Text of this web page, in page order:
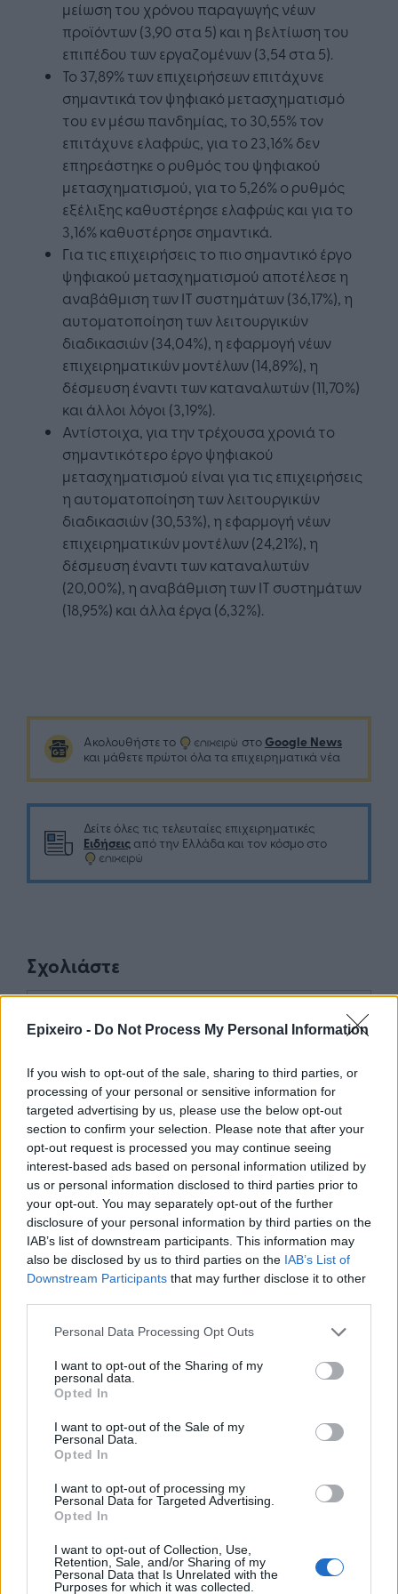
Epixeiro - Do Not Process My Personal Information
If you wish to opt-out of the sale, sharing to third parties, or
processing of your personal or sensitive information for
targeted advertising by us, please use the below opt-out
section to confirm your selection. Please note that after your
opt-out request is processed you may continue seeing
interest-based ads based on personal information utilized by
us or personal information disclosed to third parties prior to
your opt-out. You may separately opt-out of the further
disclosure of your personal information by third parties on the
IAB’s list of downstream participants. This information may
also be disclosed by us to third parties on the IAB’s List of
Downstream Participants that may further disclose it to other
Personal Data Processing Opt Outs
I want to opt-out of the Sharing of my
personal data.
Opted In
I want to opt-out of the Sale of my
Personal Data.
Opted In
I want to opt-out of processing my
Personal Data for Targeted Advertising.
Opted In
I want to opt-out of Collection, Use,
Retention, Sale, and/or Sharing of my
Personal Data that Is Unrelated with the
Purposes for which it was collected.
μείωση του χρόνου παραγωγής νέων
προϊόντων (3,90 στα 5) και η βελτίωση του
επιπέδου των εργαζομένων (3,54 στα 5).
Το 37,89% των επιχειρήσεων επιτάχυνε
σημαντικά τον ψηφιακό μετασχηματισμό
του εν μέσω πανδημίας, το 30,55% τον
επιτάχυνε ελαφρώς, για το 23,16% δεν
επηρεάστηκε ο ρυθμός του ψηφιακού
μετασχηματισμού, για το 5,26% ο ρυθμός
εξέλιξης καθυστέρησε ελαφρώς και για το
3,16% καθυστέρησε σημαντικά.
Για τις επιχειρήσεις το πιο σημαντικό έργο
ψηφιακού μετασχηματισμού αποτέλεσε η
αναβάθμιση των ΙΤ συστημάτων (36,17%), η
αυτοματοποίηση των λειτουργικών
διαδικασιών (34,04%), η εφαρμογή νέων
επιχειρηματικών μοντέλων (14,89%), η
δέσμευση έναντι των καταναλωτών (11,70%)
και άλλοι λόγοι (3,19%).
Αντίστοιχα, για την τρέχουσα χρονιά το
σημαντικότερο έργο ψηφιακού
μετασχηματισμού είναι για τις επιχειρήσεις
η αυτοματοποίηση των λειτουργικών
διαδικασιών (30,53%), η εφαρμογή νέων
επιχειρηματικών μοντέλων (24,21%), η
δέσμευση έναντι των καταναλωτών
(20,00%), η αναβάθμιση των ΙΤ συστημάτων
(18,95%) και άλλα έργα (6,32%).
Ακολουθήστε το στο Google News
και μάθετε πρώτοι όλα τα επιχειρηματικά νέα
Δείτε όλες τις τελευταίες επιχειρηματικές
Ειδήσεις από την Ελλάδα και τον κόσμο στο
Σχολιάστε
TP Greece: Πώς διαμορφώνεται το
μέλλον του Insurance στην εποχή του AI
Advertorial